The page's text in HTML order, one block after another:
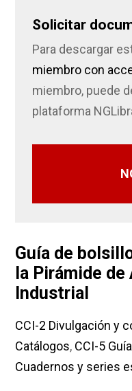
Solicitar
Para descargar
miembro con
miembro, puede
plataforma
Guía de
la Pirámide
Industrial
CCI-2 Divulgación y
Catálogos, CCI-5
Cuadernos y series